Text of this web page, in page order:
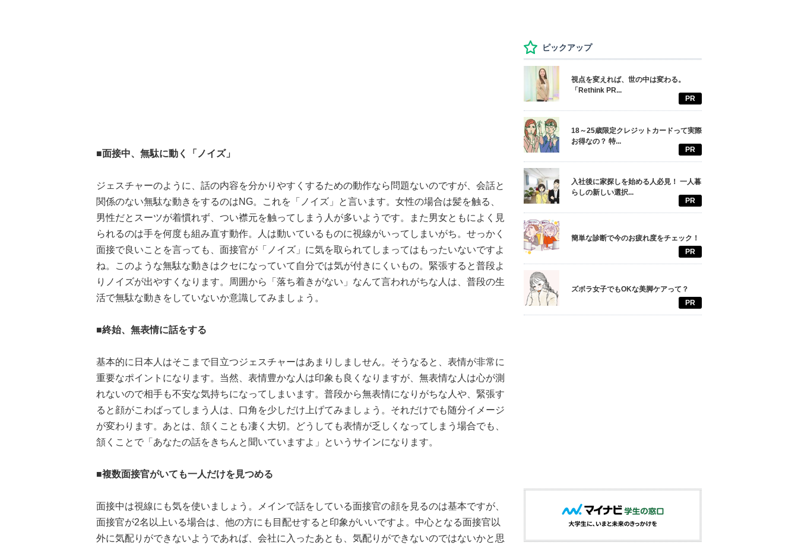
■面接中、無駄に動く「ノイズ」
ジェスチャーのように、話の内容を分かりやすくするための動作なら問題ないのですが、会話と
関係のない無駄な動きをするのはNG。これを「ノイズ」と言います。女性の場合は髪を触る、
男性だとスーツが着慣れず、つい襟元を触ってしまう人が多いようです。また男女ともによく見
られるのは手を何度も組み直す動作。人は動いているものに視線がいってしまいがち。せっかく
面接で良いことを言っても、面接官が「ノイズ」に気を取られてしまってはもったいないですよ
ね。このような無駄な動きはクセになっていて自分では気が付きにくいもの。緊張すると普段よ
りノイズが出やすくなります。周囲から「落ち着きがない」なんて言われがちな人は、普段の生
活で無駄な動きをしていないか意識してみましょう。
■終始、無表情に話をする
基本的に日本人はそこまで目立つジェスチャーはあまりしましせん。そうなると、表情が非常に
重要なポイントになります。当然、表情豊かな人は印象も良くなりますが、無表情な人は心が測
れないので相手も不安な気持ちになってしまいます。普段から無表情になりがちな人や、緊張す
ると顔がこわばってしまう人は、口角を少しだけ上げてみましょう。それだけでも随分イメージ
が変わります。あとは、頷くことも凄く大切。どうしても表情が乏しくなってしまう場合でも、
頷くことで「あなたの話をきちんと聞いていますよ」というサインになります。
■複数面接官がいても一人だけを見つめる
面接中は視線にも気を使いましょう。メインで話をしている面接官の顔を見るのは基本ですが、
面接官が2名以上いる場合は、他の方にも目配せすると印象がいいですよ。中心となる面接官以
外に気配りができないようであれば、会社に入ったあとも、気配りができないのではないかと思
ピックアップ
視点を変えれば、世の中は変わる。
「Rethink PR...
PR
18～25歳限定クレジットカードって実際
お得なの？ 特...
PR
入社後に家探しを始める人必見！ 一人暮
らしの新しい選択...
PR
簡単な診断で今のお疲れ度をチェック！
PR
ズボラ女子でもOKな美脚ケアって？
PR